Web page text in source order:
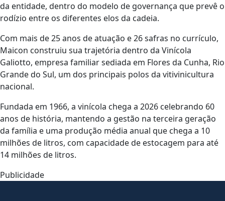
da entidade, dentro do modelo de governança que prevê o
rodízio entre os diferentes elos da cadeia.
Com mais de 25 anos de atuação e 26 safras no currículo,
Maicon construiu sua trajetória dentro da Vinícola
Galiotto, empresa familiar sediada em Flores da Cunha, Rio
Grande do Sul, um dos principais polos da vitivinicultura
nacional.
Fundada em 1966, a vinícola chega a 2026 celebrando 60
anos de história, mantendo a gestão na terceira geração
da família e uma produção média anual que chega a 10
milhões de litros, com capacidade de estocagem para até
14 milhões de litros.
Publicidade